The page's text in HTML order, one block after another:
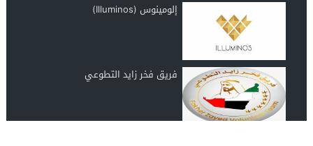
إلومينوس (Illuminos)
فريق فخر زايد التطوعي